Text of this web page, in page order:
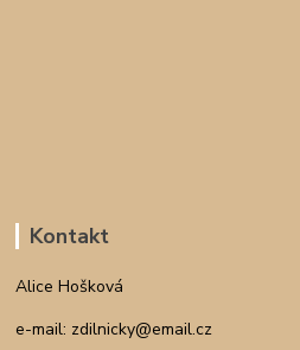
Kontakt
Alice Hošková
e-mail: zdilnicky@email.cz